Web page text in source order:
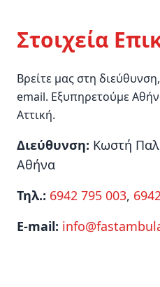
Στοιχεία
Βρείτε μας στη
email. Εξυπηρετούμε
Αττική.
Διεύθυνση: Κωστή
Αθήνα
Τηλ.: 6942 795 003,
E‑mail: